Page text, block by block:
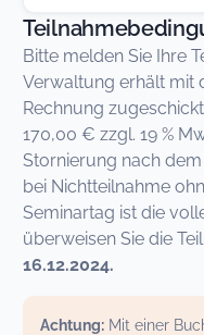
Bitte melden Sie Ihre
Verwaltung erhält mit
Rechnung
170,00 € zzgl. 19 %
Stornierung nach dem
bei Nichtteilnahme
Seminartag ist die
überweisen Sie die
16.12.2024.
Achtung: Mit einer